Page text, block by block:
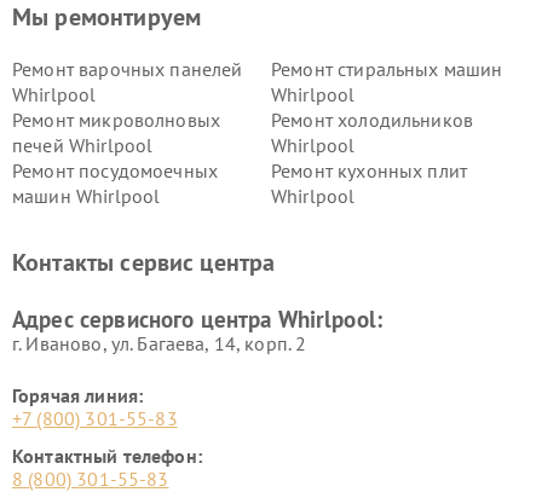
Мы ремонтируем
Ремонт варочных панелей
Whirlpool
Ремонт стиральных машин
Whirlpool
Ремонт микроволновых
печей Whirlpool
Ремонт холодильников
Whirlpool
Ремонт посудомоечных
машин Whirlpool
Ремонт кухонных плит
Whirlpool
Контакты сервис центра
Адрес сервисного центра Whirlpool:
г. Иваново, ул. Багаева, 14, корп. 2
Горячая линия:
+7 (800) 301-55-83
Контактный телефон:
8 (800) 301-55-83